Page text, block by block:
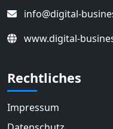
info@digital-
www.digital-
Rechtliches
Impressum